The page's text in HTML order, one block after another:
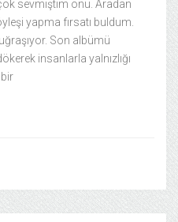
sevmiştim onu. Aradan
yapma fırsatı buldum.
Son albümü
insanlarla yalnızlığı